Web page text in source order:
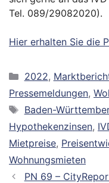
Tel. 089/29082020).
Hier erhalten Sie die
Kategorien
2022,
Pressemeldungen,
Schlagwörter
Baden-
Hypothekenzinsen,
Mietpreise,
Wohnungsmieten
PN 69 –